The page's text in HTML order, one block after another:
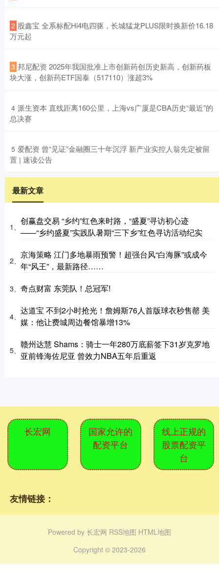
2 ​股鑫宝 全系标配Hi4电四驱，长城猛龙PLUS限时换新价16.18
万元起
3 ​邦尼配资 2025年我国批准上市创新药创历史新高，创新药板
块大涨，创新药ETF国泰（517110）涨超3%
4 ​派生资本 直线距离160公里，上海vs广厦是CBA历史“最近”的
总决赛
5 ​爱配资 曾“见证”金融圈三十年沉浮 新产业实控人翁先定被留
置 | 速读公告
最新文章
1、
创赢盘交易 “乡约”红色来时路，“盛夏”寻访初心迹
——“乡约盛夏”实践队暑期“三下乡”红色寻访活动纪实
2、
京海策略 江门多地暴雨预警！超强台风“白海豚”或成今
年“风王”，最新路径……
3、 奇点财富 东莞队！总冠军!
4、
达道宝 不到2小时抢光！詹姆斯76人首版球衣秒售罄 美
媒：他让费城周边餐馆暴增13%
5、
赣州达慧 Shams：骑士一年280万底薪签下31岁克罗地
亚前锋海佐尼亚 曾效力NBA五年后重返
长宏网
国家允许的
配资平台
线上正规的
股票配资平
台
友情链接：
Powered by 长宏网 RSS地图 HTML地图
Copyright © 2023-2026